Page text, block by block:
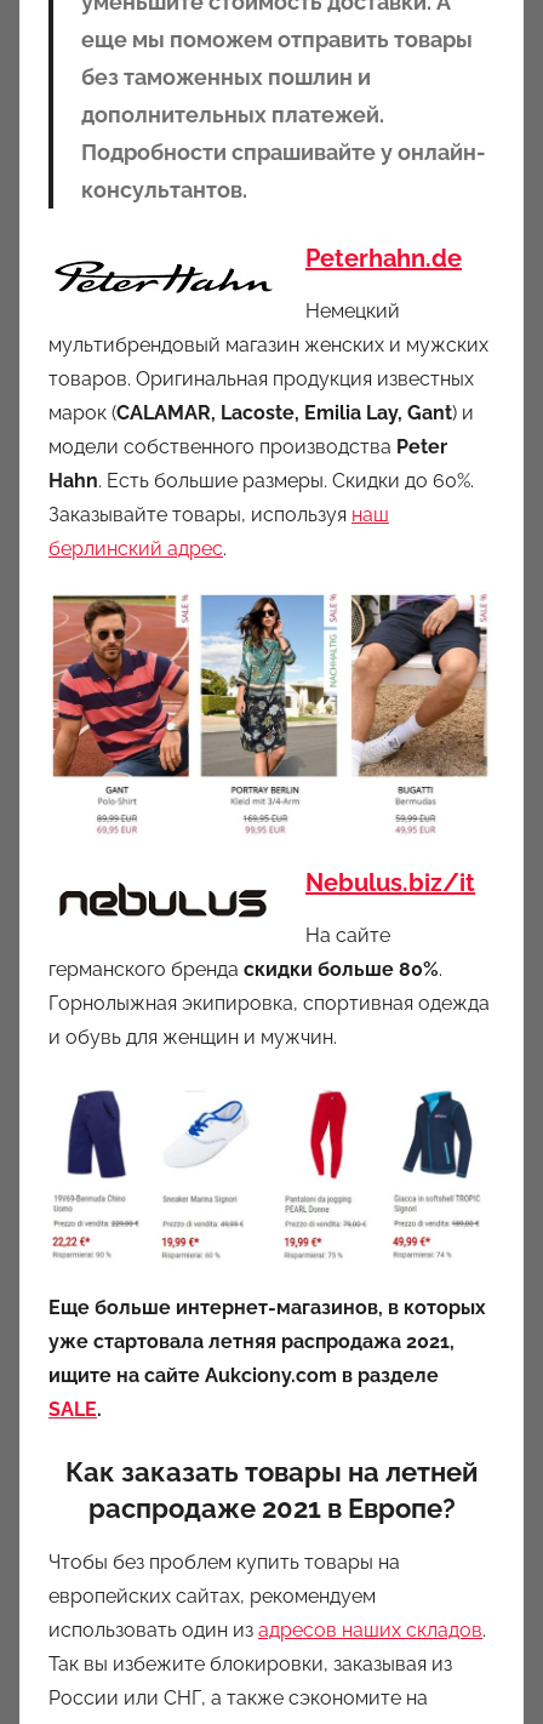
еще мы поможем отправить товары
без таможенных пошлин и
дополнительных платежей.
Подробности спрашивайте у онлайн-
консультантов.
Peterhahn.de
Немецкий
мультибрендовый магазин женских и мужских
товаров. Оригинальная продукция известных
марок (CALAMAR, Lacoste, Emilia Lay, Gant) и
модели собственного производства Peter
Hahn. Есть большие размеры. Скидки до 60%.
Заказывайте товары, используя наш
берлинский адрес.
Nebulus.biz/it
На сайте
германского бренда скидки больше 80%.
Горнолыжная экипировка, спортивная одежда
и обувь для женщин и мужчин.
Еще больше интернет-магазинов, в которых
уже стартовала летняя распродажа 2021,
ищите на сайте Aukciony.com в разделе
SALE.
Как заказать товары на летней
распродаже 2021 в Европе?
Чтобы без проблем купить товары на
европейских сайтах, рекомендуем
использовать один из адресов наших складов.
Так вы избежите блокировки, заказывая из
России или СНГ, а также сэкономите на